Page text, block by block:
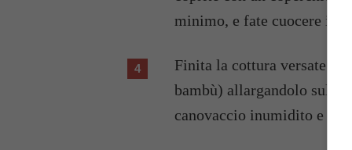
minimo, e fate cuocere il
Finita la cottura versate il
bambù) allargandolo sulla
canovaccio inumidito e